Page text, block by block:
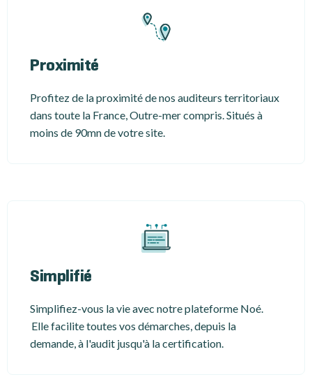
Proximité
Profitez de la proximité de nos auditeurs territoriaux
dans toute la France, Outre-mer compris. Situés à
moins de 90mn de votre site.
Simplifié
Simplifiez-vous la vie avec notre plateforme Noé.
Elle facilite toutes vos démarches, depuis la
demande, à l'audit jusqu'à la certification.